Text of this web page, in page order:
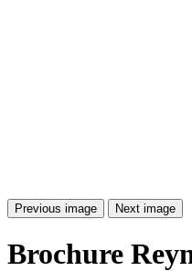
Previous image Next image
Brochure